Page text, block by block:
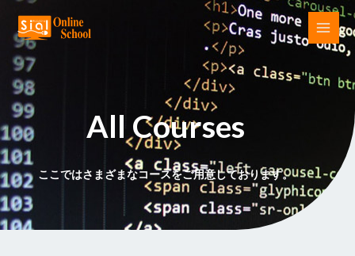
All Courses
ここではさまざまなコースをご用意しております。